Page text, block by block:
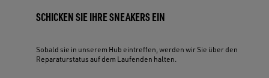
SCHICKEN SIE IHRE SNEAKERS EIN
Sobald sie in unserem Hub eintreffen, werden wir Sie über den
Reparaturstatus auf dem Laufenden halten.